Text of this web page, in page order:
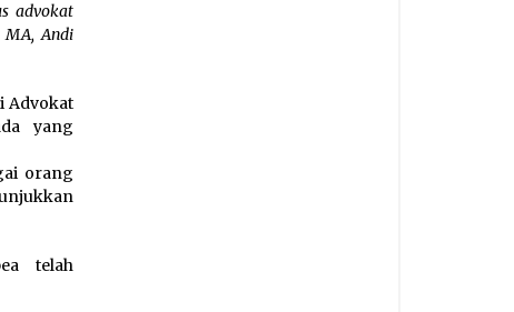
advokat
MA, Andi
Advokat
yang
orang
telah